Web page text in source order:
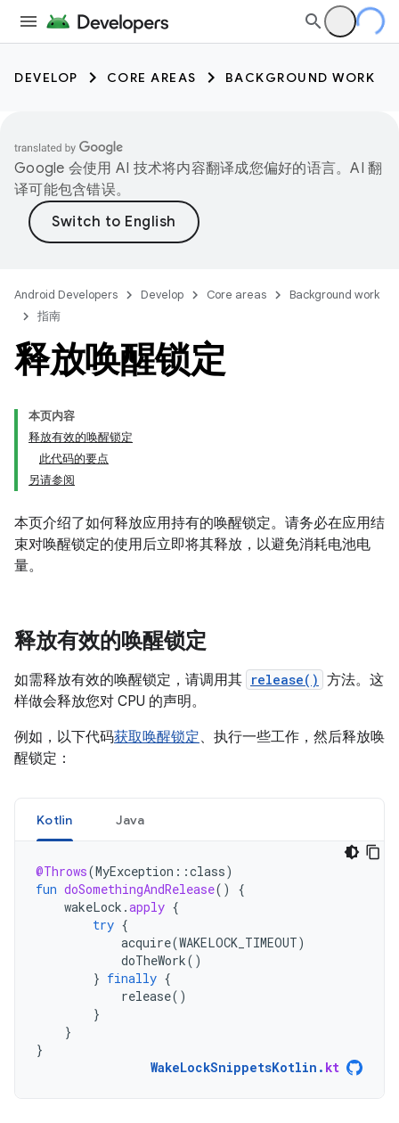
DEVELOP CORE AREAS BACKGROUND WORK
Google 会使用 AI 技术将内容翻译成您偏好的语言。AI 翻
译可能包含错误。
Android Developers Develop Core areas
Background work
指南
释放唤醒锁定
本页内容
释放有效的唤醒锁定
此代码的要点
另请参阅
本页介绍了如何释放应用持有的唤醒锁定。请务必在应用结
束对唤醒锁定的使用后立即将其释放，以避免消耗电池电
量。
释放有效的唤醒锁定
如需释放有效的唤醒锁定，请调用其 release() 方法。这
样做会释放您对 CPU 的声明。
例如，以下代码获取唤醒锁定、执行一些工作，然后释放唤
醒锁定：
Kotlin Java
@Throws(MyException ::class)
fun doSomethingAndRelease()
{
wakeLock .apply {
try {
acquire(WAKELOCK_TIMEOUT)
doTheWork()
} finally {
release()
}
}
}
WakeLockSnippetsKotlin . kt